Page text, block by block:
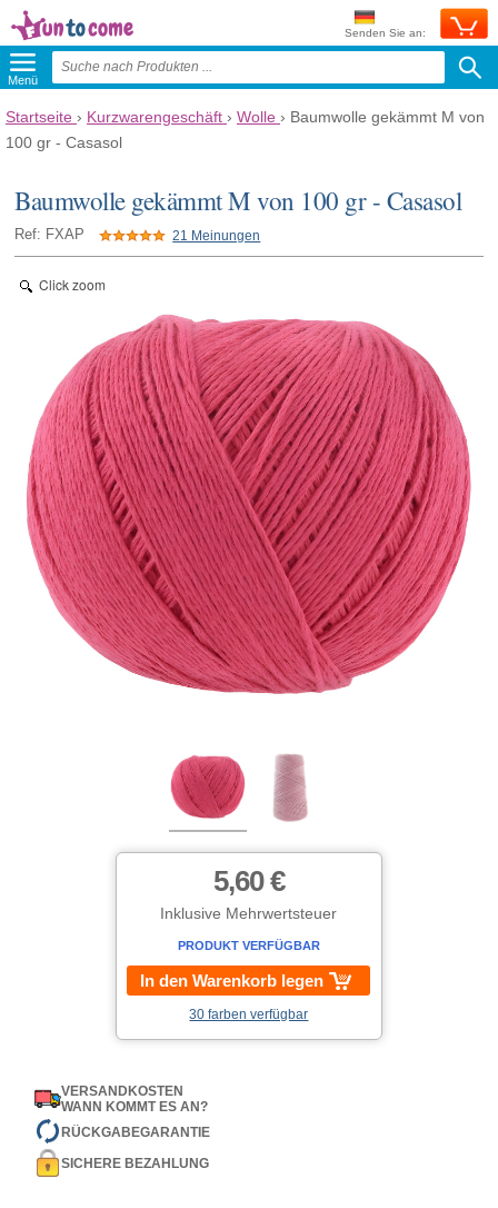
Senden Sie an:
Menü
Startseite › Kurzwarengeschäft › Wolle › Baumwolle gekämmt M von
100 gr - Casasol
Baumwolle gekämmt M von 100 gr - Casasol
Ref: FXAP 21 Meinungen
Click zoom
5,60 €
Inklusive Mehrwertsteuer
PRODUKT VERFÜGBAR
In den Warenkorb legen
30 farben verfügbar
VERSANDKOSTEN
WANN KOMMT ES AN?
RÜCKGABEGARANTIE
SICHERE BEZAHLUNG